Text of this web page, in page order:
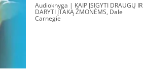
Audioknyga | KAIP ĮSIGYTI DRAUGŲ IR
DARYTI ĮTAKĄ ŽMONĖMS, Dale
Carnegie